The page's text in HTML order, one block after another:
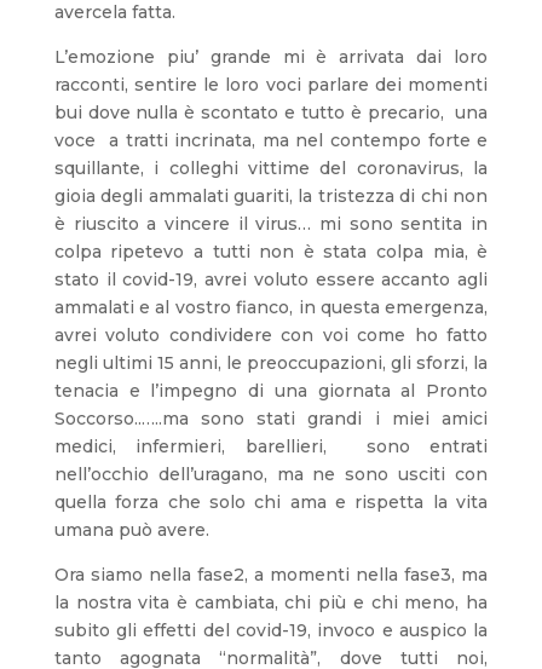
avercela fatta.
L’emozione piu’ grande mi è arrivata dai loro
racconti, sentire le loro voci parlare dei momenti
bui dove nulla è scontato e tutto è precario, una
voce a tratti incrinata, ma nel contempo forte e
squillante, i colleghi vittime del coronavirus, la
gioia degli ammalati guariti, la tristezza di chi non
è riuscito a vincere il virus… mi sono sentita in
colpa ripetevo a tutti non è stata colpa mia, è
stato il covid-19, avrei voluto essere accanto agli
ammalati e al vostro fianco, in questa emergenza,
avrei voluto condividere con voi come ho fatto
negli ultimi 15 anni, le preoccupazioni, gli sforzi, la
tenacia e l’impegno di una giornata al Pronto
Soccorso..…..ma sono stati grandi i miei amici
medici, infermieri, barellieri, sono entrati
nell’occhio dell’uragano, ma ne sono usciti con
quella forza che solo chi ama e rispetta la vita
umana può avere.
Ora siamo nella fase2, a momenti nella fase3, ma
la nostra vita è cambiata, chi più e chi meno, ha
subito gli effetti del covid-19, invoco e auspico la
tanto agognata “normalità”, dove tutti noi,